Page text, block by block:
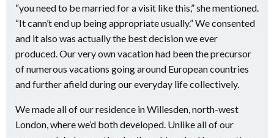
“you need to be married for a visit like this,” she mentioned.
“It cann’t end up being appropriate usually.” We consented
and it also was actually the best decision we ever
produced. Our very own vacation had been the precursor
of numerous vacations going around European countries
and further afield during our everyday life collectively.
We made all of our residence in Willesden, north-west
London, where we’d both developed. Unlike all of our